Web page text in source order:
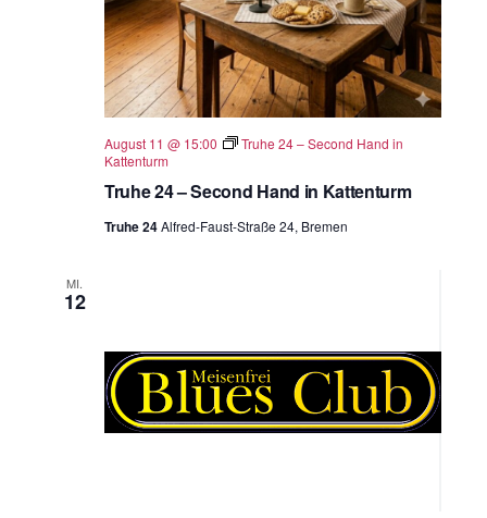
Truhe 24 – Second Hand in Kattenturm
August 11 @ 15:00
Truhe 24 – Second Hand in
Kattenturm
Truhe 24Alfred-Faust-Straße 24, Bremen
MI.
12